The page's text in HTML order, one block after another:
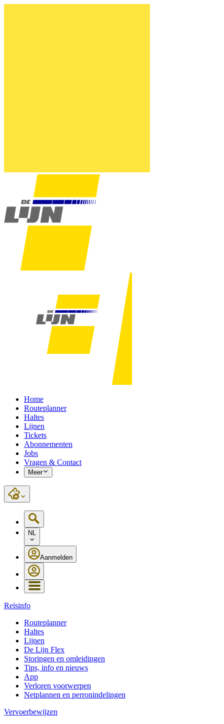
Home
Routeplanner
Haltes
Lijnen
Tickets
Abonnementen
Jobs
Vragen & Contact
Meer
NL
Aanmelden
Reisinfo
Routeplanner
Haltes
Lijnen
De Lijn Flex
Storingen en omleidingen
Tips, info en nieuws
App
Verloren voorwerpen
Netplannen en perronindelingen
Vervoerbewijzen